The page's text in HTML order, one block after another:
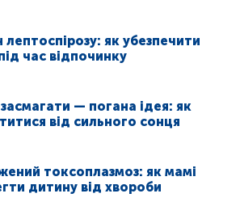
лептоспірозу: як убезпечити
час відпочинку
— погана ідея: як
від сильного сонця
токсоплазмоз: як мамі
дитину від хвороби